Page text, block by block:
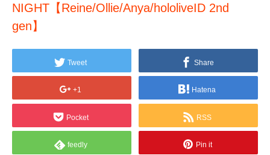
NIGHT【Reine/Ollie/Anya/hololiveID 2nd
gen】
Tweet Share
+1 Hatena
Pocket RSS
feedly Pin it